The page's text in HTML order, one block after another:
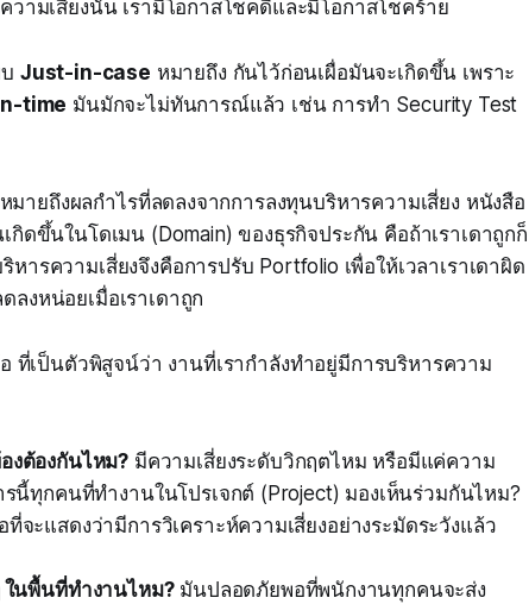
วามเสี่ยงนั้น เรามีโอกาสโชคดีและมีโอกาสโชคร้าย
Just-in-case หมายถึง กันไว้ก่อนเผื่อมันจะเกิดขึ้น เพราะ
time มันมักจะไม่ทันการณ์แล้ว เช่น การทำ Security Test
ายถึงผลกำไรที่ลดลงจากการลงทุนบริหารความเสี่ยง หนังสือ
กิดขึ้นในโดเมน (Domain) ของธุรกิจประกัน คือถ้าเราเดาถูกก็
ารความเสี่ยงจึงคือการปรับ Portfolio เพื่อให้เวลาเราเดาผิด
ลงหน่อยเมื่อเราเดาถูก
ที่เป็นตัวพิสูจน์ว่า งานที่เรากำลังทำอยู่มีการบริหารความ
งต้องกันไหม? มีความเสี่ยงระดับวิกฤตไหม หรือมีแค่ความ
รนี้ทุกคนที่ทำงานในโปรเจกต์ (Project) มองเห็นร่วมกันไหม?
จะแสดงว่ามีการวิเคราะห์ความเสี่ยงอย่างระมัดระวังแล้ว
ในพื้นที่ทำงานไหม?มันปลอดภัยพอที่พนักงานทุกคนจะส่ง